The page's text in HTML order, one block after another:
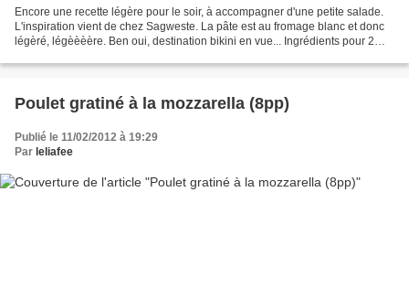
Encore une recette légère pour le soir, à accompagner d'une petite salade.
L'inspiration vient de chez Sagweste. La pâte est au fromage blanc et donc
légèré, légèèèère. Ben oui, destination bikini en vue... Ingrédients pour 2
Poulet gratiné à la mozzarella (8pp)
Publié le 11/02/2012 à 19:29
Par leliafee